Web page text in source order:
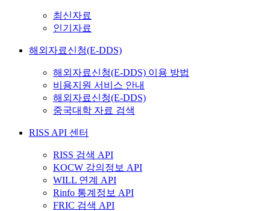
최신자료
인기자료
해외자료신청(E-DDS)
해외자료신청(E-DDS) 이용 방법
비용지원 서비스 안내
해외자료신청(E-DDS)
중국대학 자료 검색
RISS API 센터
RISS 검색 API
KOCW 강의정보 API
WILL 연계 API
Rinfo 통계정보 API
FRIC 검색 API